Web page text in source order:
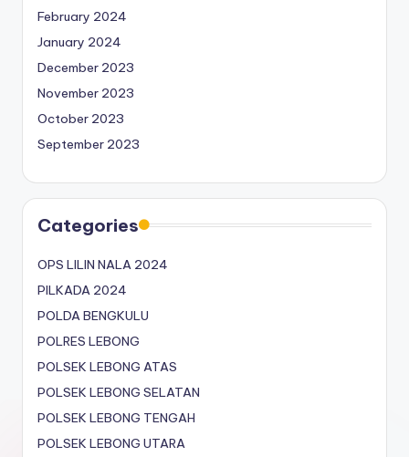
February 2024
January 2024
December 2023
November 2023
October 2023
September 2023
Categories
OPS LILIN NALA 2024
PILKADA 2024
POLDA BENGKULU
POLRES LEBONG
POLSEK LEBONG ATAS
POLSEK LEBONG SELATAN
POLSEK LEBONG TENGAH
POLSEK LEBONG UTARA